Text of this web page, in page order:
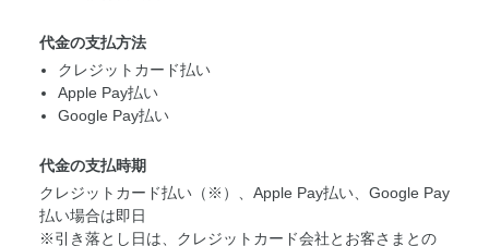
代金の支払方法
クレジットカード払い
Apple Pay払い
Google Pay払い
代金の支払時期
クレジットカード払い（※）、Apple Pay払い、Google Pay
払い場合は即日
※引き落とし日は、クレジットカード会社とお客さまとの